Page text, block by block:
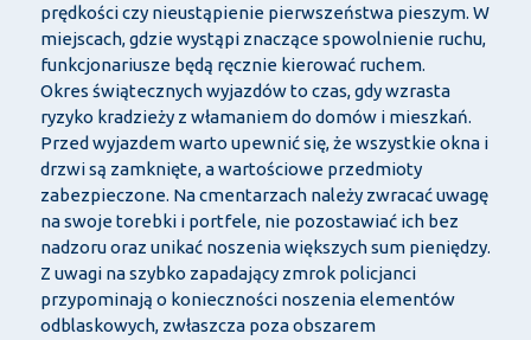
prędkości czy nieustąpienie pierwszeństwa pieszym. W
miejscach, gdzie wystąpi znaczące spowolnienie ruchu,
funkcjonariusze będą ręcznie kierować ruchem.
Okres świątecznych wyjazdów to czas, gdy wzrasta
ryzyko kradzieży z włamaniem do domów i mieszkań.
Przed wyjazdem warto upewnić się, że wszystkie okna i
drzwi są zamknięte, a wartościowe przedmioty
zabezpieczone. Na cmentarzach należy zwracać uwagę
na swoje torebki i portfele, nie pozostawiać ich bez
nadzoru oraz unikać noszenia większych sum pieniędzy.
Z uwagi na szybko zapadający zmrok policjanci
przypominają o konieczności noszenia elementów
odblaskowych, zwłaszcza poza obszarem